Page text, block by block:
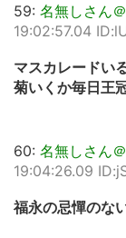
59: 名無しさん
19:02:57.04
マスカレードい
菊いくか毎日王
60: 名無しさん
19:04:26.09
福永の忌憚のな